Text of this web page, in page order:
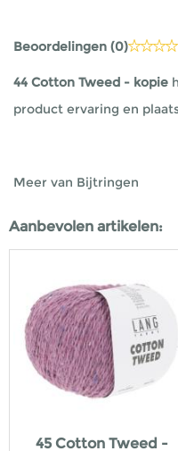
Beoordelingen (0)
44 Cotton Tweed - kopie
product ervaring en
Meer van Bijtringen
Aanbevolen artikelen:
45 Cotton Tweed -